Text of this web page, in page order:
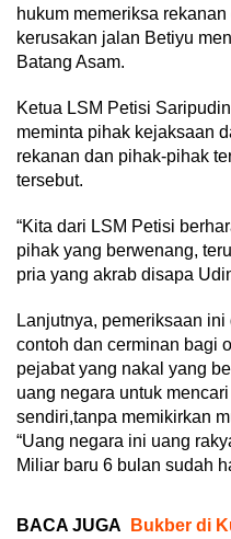
hukum memeriksa
kerusakan jalan Betiyu
Batang Asam.
Ketua LSM Petisi
meminta pihak kejaksaan
rekanan dan pihak-pihak
tersebut.
“Kita dari LSM Petisi
pihak yang berwenang,
pria yang akrab disapa
Lanjutnya, pemeriksaan
contoh dan cerminan bagi
pejabat yang nakal yang
uang negara untuk
sendiri,tanpa memikirkan
“Uang negara ini uang
Miliar baru 6 bulan sudah
BACA JUGA
Bukber di